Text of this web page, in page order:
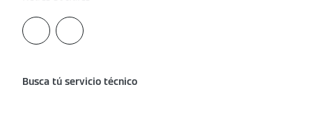
Busca tú servicio técnico